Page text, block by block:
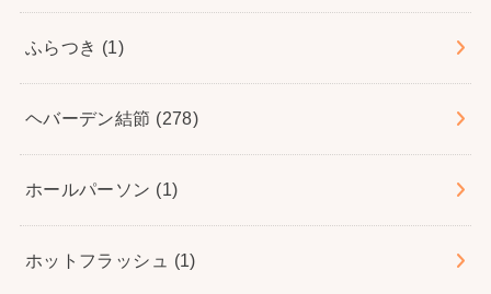
ふらつき (1)
ヘバーデン結節 (278)
ホールパーソン (1)
ホットフラッシュ (1)